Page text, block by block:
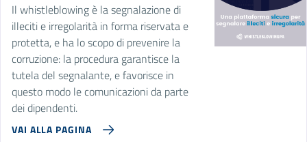
Il whistleblowing è la segnalazione di
illeciti e irregolarità in forma riservata e
protetta, e ha lo scopo di prevenire la
corruzione: la procedura garantisce la
tutela del segnalante, e favorisce in
questo modo le comunicazioni da parte
dei dipendenti.
VAI ALLA PAGINA